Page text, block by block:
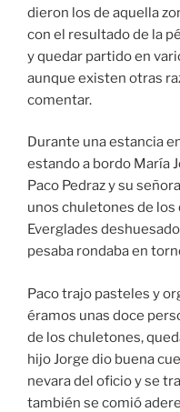
dieron los de aquella
con el resultado de la
y quedar partido en
aunque existen otras
comentar.
Durante una estancia
estando a bordo María
Paco Pedraz y su
unos chuletones de
Everglades
pesaba rondaba en
Paco trajo pasteles y
éramos unas doce
de los chuletones,
hijo Jorge dio buena
nevara del oficio y se
también se comió